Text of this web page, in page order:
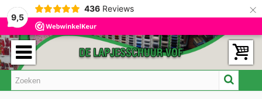
9,5
436 Reviews ×